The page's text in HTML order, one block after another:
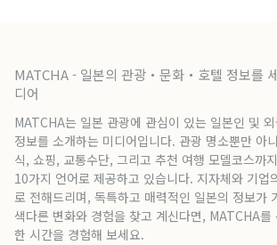
MATCHA - 일본의 관광・문화・호텔 정보를
디어
MATCHA는 일본 관광에 관심이 있는 일본인 및
정보를 소개하는 미디어입니다. 관광 명소뿐만 아
식, 쇼핑, 교통수단, 그리고 추천 여행 모델코스까
10가지 언어로 제공하고 있습니다. 지자체와 기업
로 전해드리며, 독특하고 매력적인 일본의 정보가
색다른 변화와 경험을 찾고 계신다면, MATCHA를
한 시간을 경험해 보세요.